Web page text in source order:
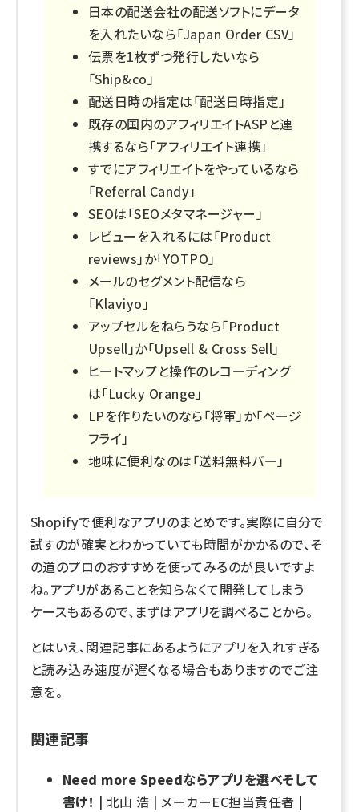
日本の配送会社の配送ソフトにデータ
を入れたいなら「Japan Order CSV」
伝票を1枚ずつ発行したいなら
「Ship&co」
配送日時の指定は「配送日時指定」
既存の国内のアフィリエイトASPと連
携するなら「アフィリエイト連携」
すでにアフィリエイトをやっているなら
「Referral Candy」
SEOは「SEOメタマネージャー」
レビューを入れるには「Product
reviews」か「YOTPO」
メールのセグメント配信なら
「Klaviyo」
アップセルをねらうなら「Product
Upsell」か「Upsell & Cross Sell」
ヒートマップと操作のレコーディング
は「Lucky Orange」
LPを作りたいのなら「将軍」か「ページ
フライ」
地味に便利なのは「送料無料バー」
Shopifyで便利なアプリのまとめです。実際に自分で
試すのが確実とわかっていても時間がかかるので、そ
の道のプロのおすすめを使ってみるのが良いですよ
ね。アプリがあることを知らなくて開発してしまう
ケースもあるので、まずはアプリを調べることから。
とはいえ、関連記事にあるようにアプリを入れすぎる
と読み込み速度が遅くなる場合もありますのでご注
意を。
関連記事
Need more Speedならアプリを選べそして
書け！ | 北山 浩 | メーカーEC担当責任者 |